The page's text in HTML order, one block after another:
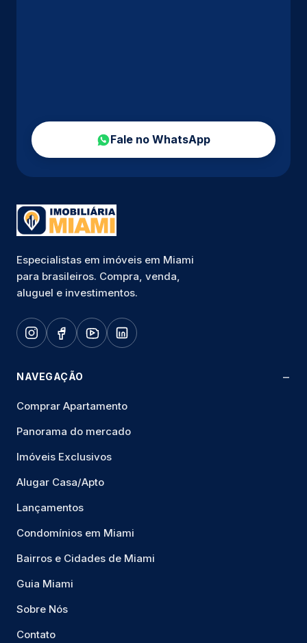
Fale no WhatsApp
Especialistas em imóveis em Miami
para brasileiros. Compra, venda,
aluguel e investimentos.
NAVEGAÇÃO
Comprar Apartamento
Panorama do mercado
Imóveis Exclusivos
Alugar Casa/Apto
Lançamentos
Condomínios em Miami
Bairros e Cidades de Miami
Guia Miami
Sobre Nós
Contato